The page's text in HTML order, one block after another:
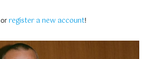
orregister a new account!